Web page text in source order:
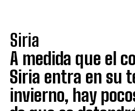
Siria
A medida que el
Siria entra en su
invierno, hay